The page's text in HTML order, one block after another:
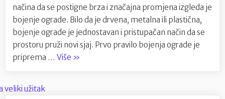
ograde
svom
dvorištu
načina da se postigne brza i značajna promjena izgleda je
bojenje ograde. Bilo da je drvena, metalna ili plastična,
bojenje ograde je jednostavan i pristupačan način da se
prostoru pruži novi sjaj. Prvo pravilo bojenja ograde je
priprema … Više “Lako
»